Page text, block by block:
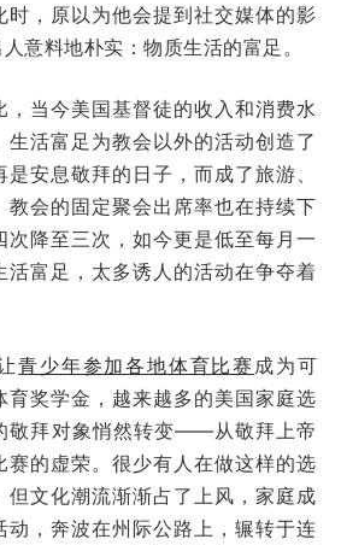
时，原以为他会提到社交媒体的影
意料地朴实：物质生活的富足。
，当今美国基督徒的收入和消费水
生活富足为教会以外的活动创造了
安息敬拜的日子，而成了旅游、
教会的固定聚会出席率也在持续下
次降至三次，如今更是低至每月一
活富足，太多诱人的活动在争夺着
青少年参加各地体育比赛 成为可
育奖学金，越来越多的美国家庭选
敬拜对象悄然转变——从敬拜上帝
赛的虚荣。很少有人在做这样的选
但文化潮流渐渐占了上风，家庭成
动，奔波在州际公路上，辗转于连